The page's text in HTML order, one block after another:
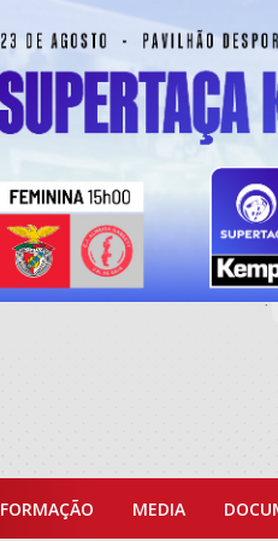
FORMAÇÃO MEDIA